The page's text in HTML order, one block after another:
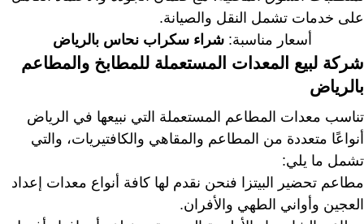
على خدمات تشمل النقل والصيانة.
أسعار مناسبة:شراء سكراب نحاس بالرياض
شركة لبيع المعدات المستعملة للمطابخ والمطاعم
بالرياض
تناسب معدات المطاعم المستعملة التي نبيعها في الرياض
أنواعًا متعددة من المطاعم والمقاهي والكافتيريات، والتي
تشمل ما يلي:
مطاعم تحضير البيتزا فنحن نقدم لها كافة أنواع معدات إعداد
العجين وأواني الطهي والأفران.